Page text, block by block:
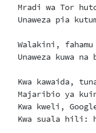
Mradi wa Tor
Unaweza pia
Walakini,
Unaweza kuwa
Kwa kawaida,
Majaribio ya
Kwa kweli,